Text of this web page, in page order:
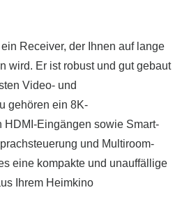
Receiver, der Ihnen auf lange
wird. Er ist robust und gut gebaut
Video- und
gehören ein 8K-
HDMI-Eingängen sowie Smart-
und Multiroom-
eine kompakte und unauffällige
Ihrem Heimkino